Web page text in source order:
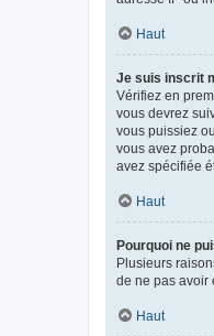
Haut
Je suis inscrit
Vérifiez en
vous devrez
vous puissiez
vous avez
avez spécifiée
Haut
Pourquoi ne
Plusieurs
de ne pas avoir
Haut